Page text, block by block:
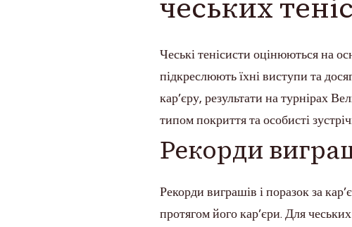
Чеські тенісисти оцінюються на
підкреслюють їхні виступи та
кар’єру, результати на турнірах
типом покриття та особисті
Рекорди
Рекорди виграшів і поразок за
протягом його кар’єри. Для